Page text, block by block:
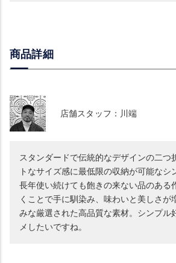
商品詳細
店舗スタッフ：川端
スタンダードで伝統的なデザインの二つ
トなサイズ感に最低限の収納が可能なシ
長年使い続けても飽きの来ない品のある
くことで手に馴染み、味わいと美しさが
みな厳選された高品質な素材。シンプル
メしたいですね。